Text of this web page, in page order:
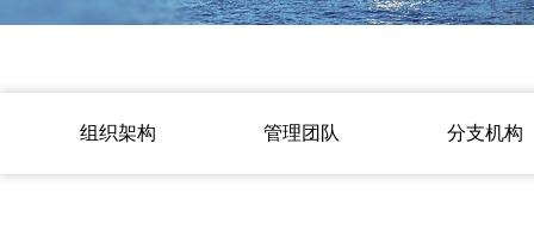
组织架构 管理团队 分支机构